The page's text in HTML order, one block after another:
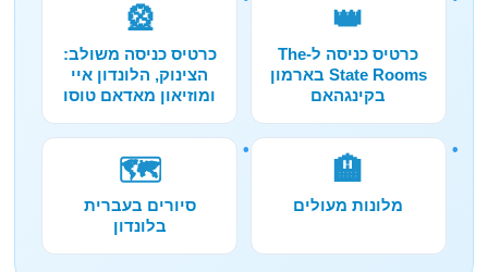
👑
כרטיס כניסה ל-The
State Rooms בארמון
בקינגהאם
🎡
כרטיס כניסה משולב:
הצינוק, הלונדון איי
ומוזיאון מאדאם טוסו
🏨
מלונות מעולים
🗺️
סיורים בעברית
בלונדון